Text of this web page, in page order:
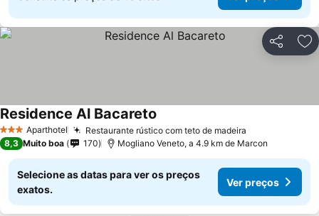
Partilhar
3 EstrelasAparthotel Restaurante rústico com teto de madeira
Residence Al Bacareto
8,3 Muito boa 170 Mogliano Veneto, a 4.9 km de Marcon
Selecione as datas para ver os preços
exatos.
Ver preços